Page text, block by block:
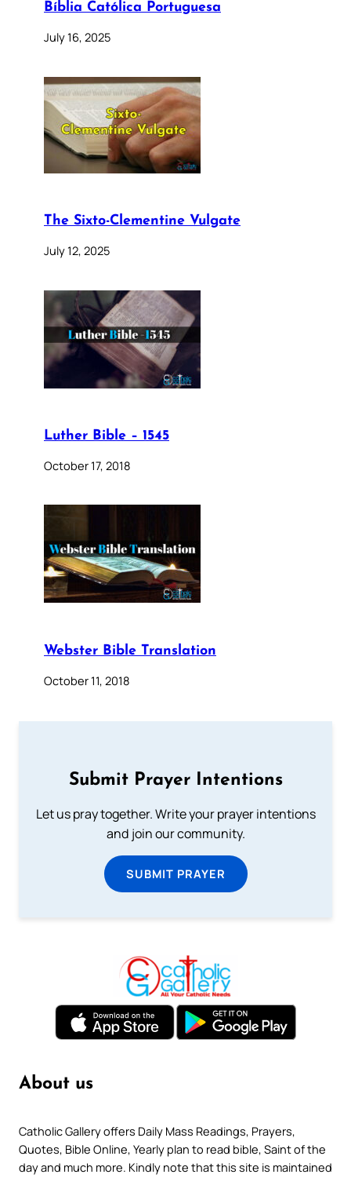
Bíblia Católica Portuguesa
July 16, 2025
The Sixto-Clementine Vulgate
July 12, 2025
Luther Bible – 1545
October 17, 2018
Webster Bible Translation
October 11, 2018
Submit Prayer Intentions
Let us pray together. Write your prayer intentions
and join our community.
SUBMIT PRAYER
About us
Catholic Gallery offers Daily Mass Readings, Prayers,
Quotes, Bible Online, Yearly plan to read bible, Saint of the
day and much more. Kindly note that this site is maintained